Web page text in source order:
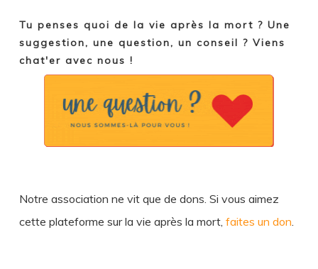
Tu penses quoi de la vie après la mort ? Une
suggestion, une question, un conseil ? Viens
chat'er avec nous !
Notre association ne vit que de dons. Si vous aimez
cette plateforme sur la vie après la mort, faites un don